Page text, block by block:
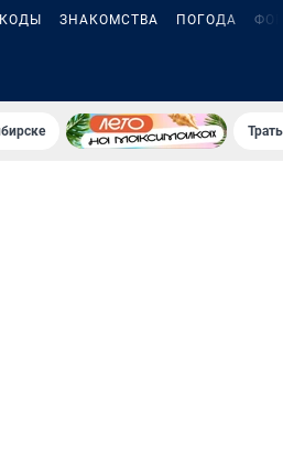
ЗНАКОМСТВА ПОГОДА